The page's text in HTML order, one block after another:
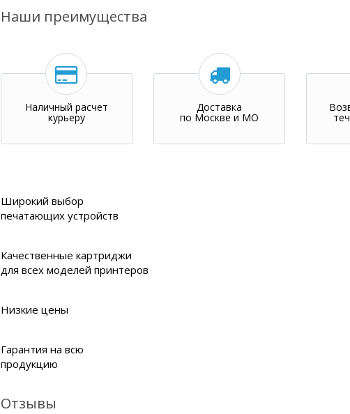
Наши преимущества
Наличный расчет
курьеру
Доставка
по Москве и МО
Широкий выбор
печатающих устройств
Качественные картриджи
для всех моделей принтеров
Низкие цены
Гарантия на всю
продукцию
Отзывы